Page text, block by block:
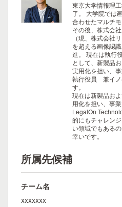
東京大学情報理
了。 大学院では
合わせたマルチ
その後、株式会
（現、株式会社
を超える画像認
進。 現在は執行
として、新製品
実用化を担い、事
執行役員 兼イノ
す。
現在は新製品お
用化を担い、事
LegalOn
的にもチャレン
い領域でもある
幸いです。
所属先候補
チーム名
xxxxxxx